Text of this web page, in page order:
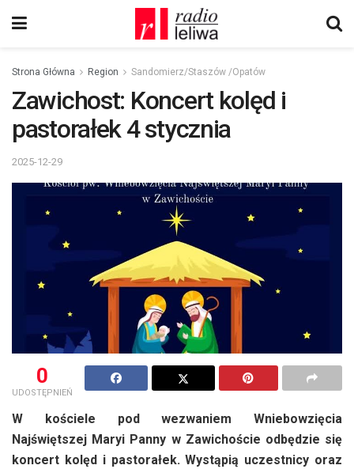
Strona Główna Region Sandomierz/Staszów /Opatów
Zawichost: Koncert kolęd i
pastorałek 4 stycznia
2025-12-29
0
UDOSTĘPNIEŃ
W kościele pod wezwaniem Wniebowzięcia
Najświętszej Maryi Panny w Zawichoście odbędzie się
koncert kolęd i pastorałek. Wystąpią uczestnicy oraz